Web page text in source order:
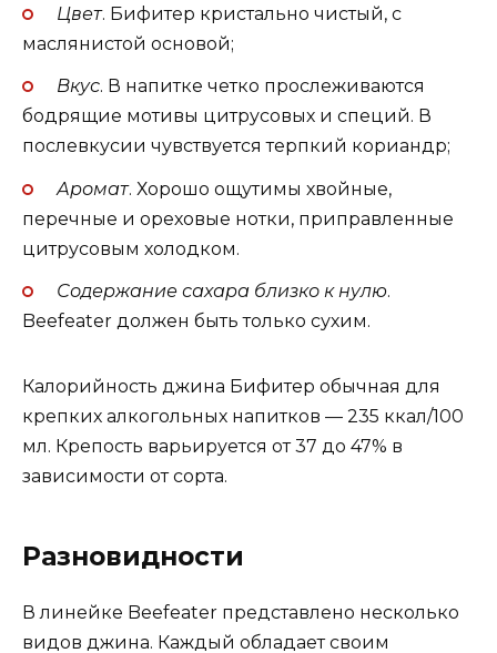
Цвет. Бифитер кристально чистый, с
маслянистой основой;
Вкус. В напитке четко прослеживаются
бодрящие мотивы цитрусовых и специй. В
послевкусии чувствуется терпкий кориандр;
Аромат. Хорошо ощутимы хвойные,
перечные и ореховые нотки, приправленные
цитрусовым холодком.
Содержание сахара близко к нулю.
Beefeater должен быть только сухим.
Калорийность джина Бифитер обычная для
крепких алкогольных напитков — 235 ккал/100
мл. Крепость варьируется от 37 до 47% в
зависимости от сорта.
Разновидности
В линейке Beefeater представлено несколько
видов джина. Каждый обладает своим